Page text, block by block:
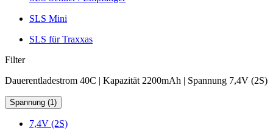
SLS Mini
SLS für Traxxas
Filter
Dauerentladestrom 40C | Kapazität 2200mAh | Spannung 7,4V (2S)
Spannung (1)
7,4V (2S)